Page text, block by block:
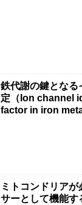
鉄代謝の鍵とな
定（Ion channel
factor in iron
ミトコンドリア
サーとして機能す